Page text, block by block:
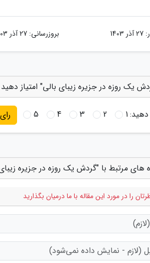
27 آذر 1403 بروزرسانی: 27 آذر 1403
یک روزه در جزیره زیبای بالی" امتیاز دهید
دهید:1
2
3
4
5 رای
های مرتبط با "گردش یک روزه در جزیره
را در مورد این مقاله با ما درمیان بگذارید